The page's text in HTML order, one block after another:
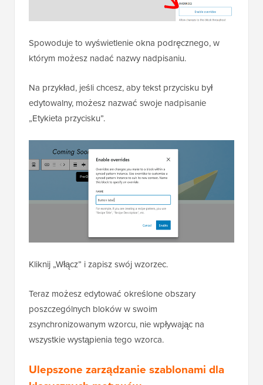
Spowoduje to wyświetlenie okna podręcznego, w
którym możesz nadać nazwy nadpisaniu.
Na przykład, jeśli chcesz, aby tekst przycisku był
edytowalny, możesz nazwać swoje nadpisanie
„Etykieta przycisku”.
Kliknij „Włącz” i zapisz swój wzorzec.
Teraz możesz edytować określone obszary
poszczególnych bloków w swoim
zsynchronizowanym wzorcu, nie wpływając na
wszystkie wystąpienia tego wzorca.
Ulepszone zarządzanie szablonami dla